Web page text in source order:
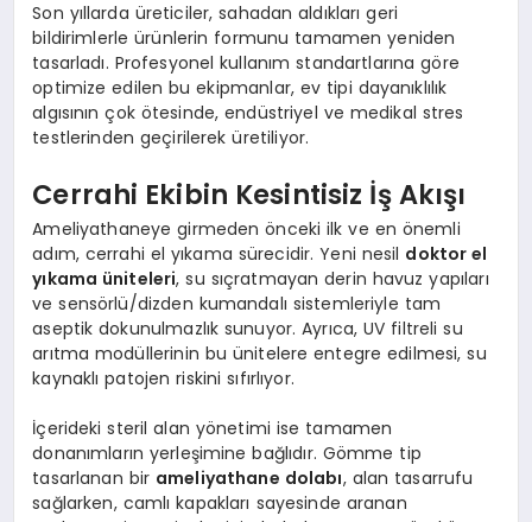
Son yıllarda üreticiler, sahadan aldıkları geri
bildirimlerle ürünlerin formunu tamamen yeniden
tasarladı. Profesyonel kullanım standartlarına göre
optimize edilen bu ekipmanlar, ev tipi dayanıklılık
algısının çok ötesinde, endüstriyel ve medikal stres
testlerinden geçirilerek üretiliyor.
Cerrahi Ekibin Kesintisiz İş Akışı
Ameliyathaneye girmeden önceki ilk ve en önemli
adım, cerrahi el yıkama sürecidir. Yeni nesil doktor el
yıkama üniteleri, su sıçratmayan derin havuz yapıları
ve sensörlü/dizden kumandalı sistemleriyle tam
aseptik dokunulmazlık sunuyor. Ayrıca, UV filtreli su
arıtma modüllerinin bu ünitelere entegre edilmesi, su
kaynaklı patojen riskini sıfırlıyor.
İçerideki steril alan yönetimi ise tamamen
donanımların yerleşimine bağlıdır. Gömme tip
tasarlanan bir ameliyathane dolabı, alan tasarrufu
sağlarken, camlı kapakları sayesinde aranan